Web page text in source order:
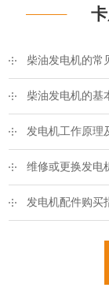
柴油发电机的常
柴油发电机的基
发电机工作原理
维修或更换发电
发电机配件购买